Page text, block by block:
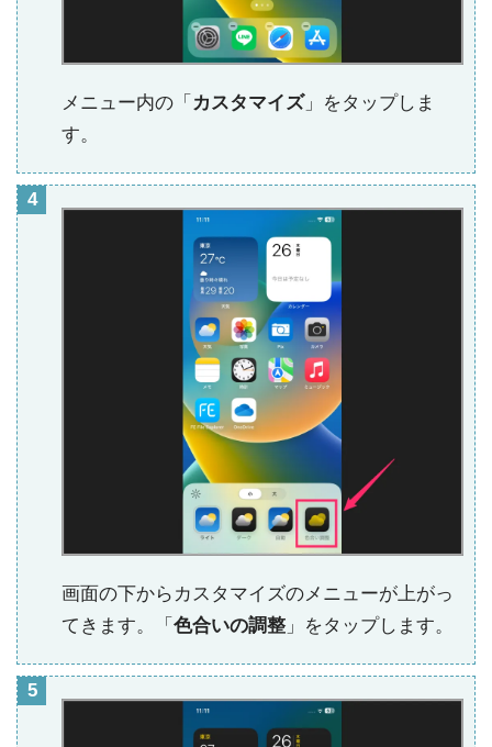
メニュー内の「 カスタマイズ」をタップしま
す。
画面の下からカスタマイズのメニューが上がっ
てきます。「 色合いの調整 」をタップします。